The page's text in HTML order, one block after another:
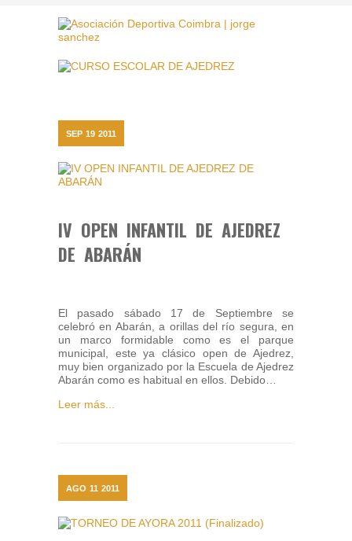
SEP 19 2011
IV OPEN INFANTIL DE AJEDREZ
DE ABARÁN
El pasado sábado 17 de Septiembre se
celebró en Abarán, a orillas del río segura, en
un marco formidable como es el parque
municipal, este ya clásico open de Ajedrez,
muy bien organizado por la Escuela de Ajedrez
Abarán como es habitual en ellos. Debido…
Leer más...
AGO 11 2011